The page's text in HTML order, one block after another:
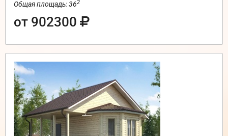
Общая площадь: 362
от 902300